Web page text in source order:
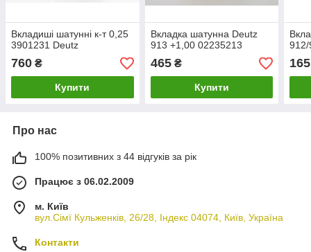
Вкладиші шатунні к-т 0,25
3901231 Deutz
760 ₴
Купити
Вкладка шатунна Deutz
913 +1,00 02235213
465₴
Купити
165
Про нас
100% позитивних з 44 відгуків за рік
Працює з 06.02.2009
м. Київ
вул.Сімї Кульженків, 26/28, Індекс 04074, Київ, Україна
Контакти